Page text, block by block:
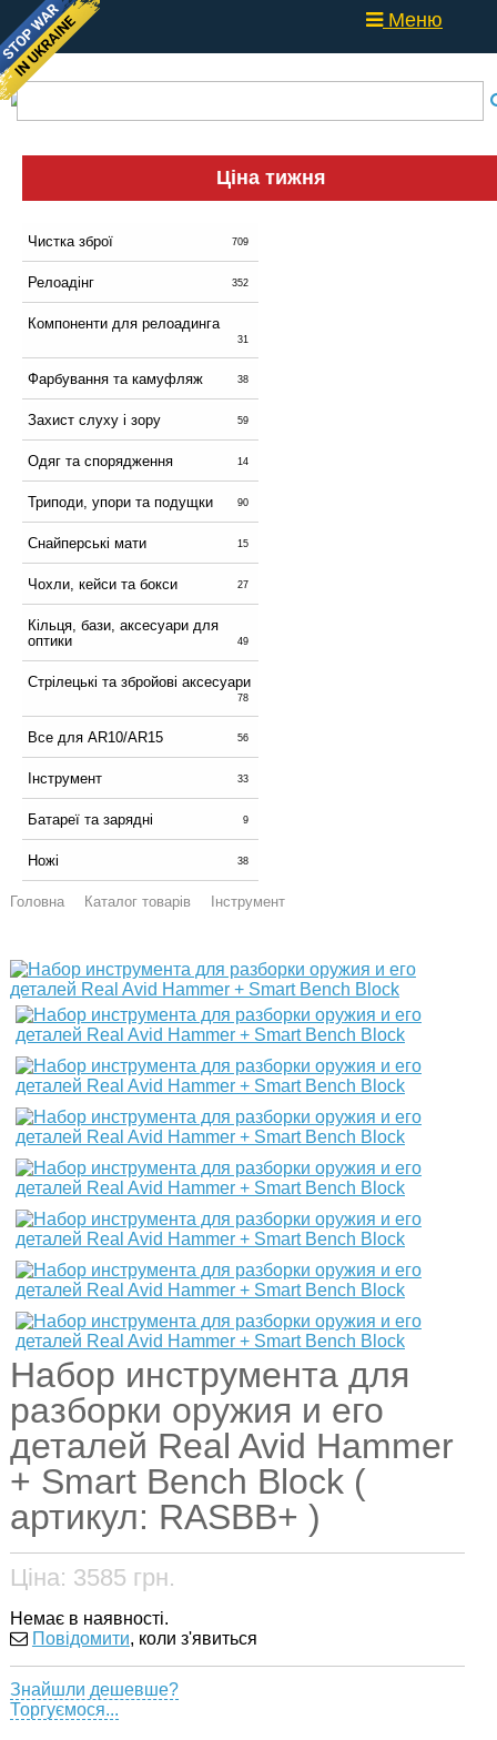
Меню
Ціна тижня
Чистка зброї 709
Релоадінг 352
Компоненти для релоадинга
31
Фарбування та камуфляж 38
Захист слуху і зору 59
Одяг та спорядження 14
Триподи, упори та подущки 90
Снайперські мати 15
Чохли, кейси та бокси 27
Кільця, бази, аксесуари для
оптики
49
Стрілецькі та збройові аксесуари
78
Все для AR10/AR15 56
Інструмент 33
Батареї та зарядні 9
Ножі 38
Головна Каталог товарів Інструмент
Набор инструмента для
разборки оружия и его
деталей Real Avid Hammer
+ Smart Bench Block (
артикул: RASBB+ )
Ціна: 3585 грн.
Немає в наявності.
Повідомити, коли з'явиться
Знайшли дешевше?
Торгуємося...